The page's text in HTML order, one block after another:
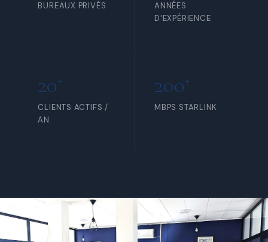
BUREAUX PRIVÉS
ANNÉES
D'EXPÉRIENCE
20+
CLIENTS ACTIFS /
AN
200+
MBPS STARLINK